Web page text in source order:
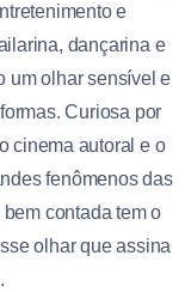
e
dançarina e
um olhar sensível e
Curiosa por
cinema autoral e o
fenômenos das
contada tem o
olhar que assina